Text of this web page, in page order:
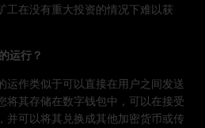
工在没有重大投资的情况下难以获
运行？
运作类似于可以直接在用户之间发送
将其存储在数字钱包中，可以在接受
并可以将其兑换成其他加密货币或传